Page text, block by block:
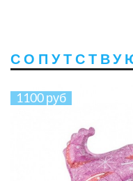
1100 руб